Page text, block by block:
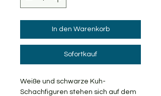
In den Warenkorb
Sofortkauf
Weiße und schwarze Kuh-
Schachfiguren stehen sich auf dem